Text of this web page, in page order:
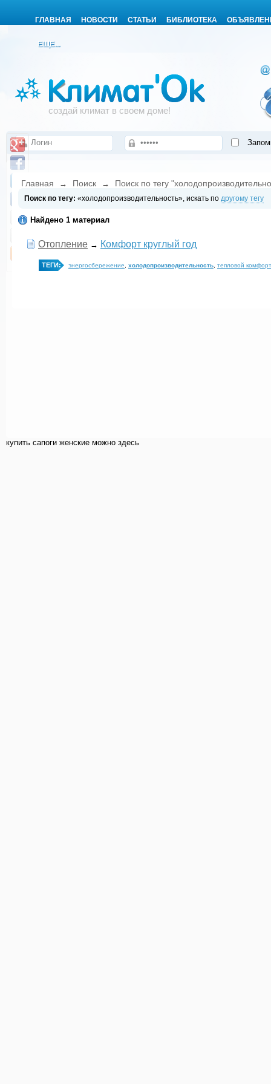
ГЛАВНАЯ НОВОСТИ СТАТЬИ БИБЛИОТЕКА
ЕЩЕ...
создай климат в своем доме!
Главная → Поиск → Поиск по тегу
Поиск по тегу: «холодопроизводительность», искать по другому тегу
Найдено 1 материал
Отопление → Комфорт круглый год
ТЕГИ: энергосбережение холодопроизводительность тепловой комфорт
купить cапоги женские можно здесь